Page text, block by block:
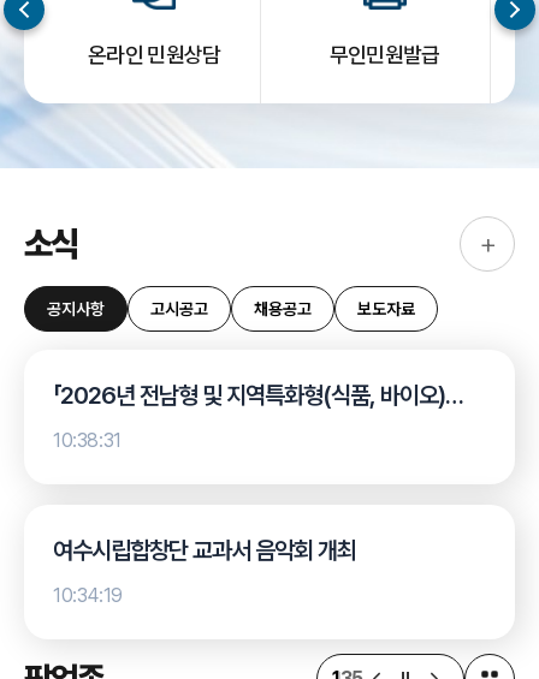
온라인 민원상담 무인민원발급
소식
공지사항 고시공고 채용공고 보도자료
+
「2026년 전남형 및 지역특화형(식품, 바이오)
스마트공장(기초) 지원사업」
10:38:31
여수시립합창단 교과서 음악회 개최
10:34:19